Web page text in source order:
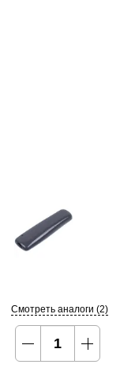
Смотреть аналоги (2)